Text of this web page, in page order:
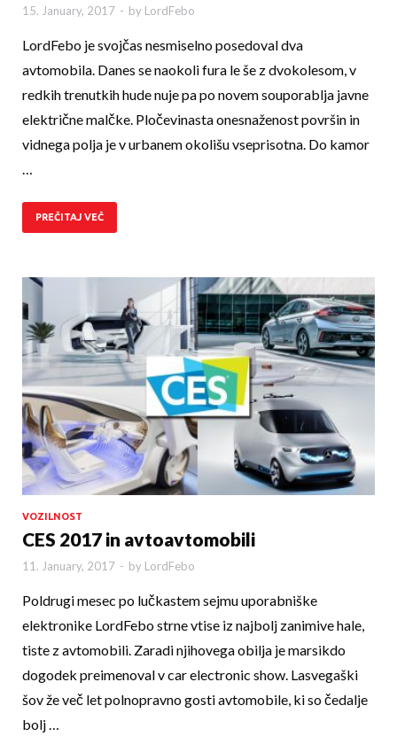
15. January, 2017 - by LordFebo
LordFebo je svojčas nesmiselno posedoval dva
avtomobila. Danes se naokoli fura le še z dvokolesom, v
redkih trenutkih hude nuje pa po novem souporablja javne
električne malčke. Pločevinasta onesnaženost površin in
vidnega polja je v urbanem okolišu vseprisotna. Do kamor
PREČITAJ VEČ
VOZILNOST
CES 2017 in avtoavtomobili
11. January, 2017 - by LordFebo
Poldrugi mesec po lučkastem sejmu uporabniške
elektronike LordFebo strne vtise iz najbolj zanimive hale,
tiste z avtomobili. Zaradi njihovega obilja je mar­sikdo
dogodek preimenoval v car electronic show. Lasvegaški
šov že več let polnopravno gos­ti avtomobile, ki so čedalje
bolj …